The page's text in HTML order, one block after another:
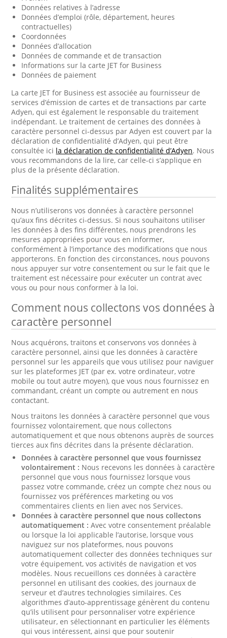
Données relatives à l’adresse
Données d’emploi (rôle, département, heures
contractuelles)
Coordonnées
Données d’allocation
Données de commande et de transaction
Informations sur la carte JET for Business
Données de paiement
La carte JET for Business est associée au fournisseur de
services d’émission de cartes et de transactions par carte
Adyen, qui est également le responsable du traitement
indépendant. Le traitement de certaines des données à
caractère personnel ci-dessus par Adyen est couvert par la
déclaration de confidentialité d’Adyen, qui peut être
consultée ici la déclaration de confidentialité d’Adyen. Nous
vous recommandons de la lire, car celle-ci s’applique en
plus de la présente déclaration.
Finalités supplémentaires
Nous n’utiliserons vos données à caractère personnel
qu’aux fins décrites ci-dessus. Si nous souhaitons utiliser
les données à des fins différentes, nous prendrons les
mesures appropriées pour vous en informer,
conformément à l’importance des modifications que nous
apporterons. En fonction des circonstances, nous pouvons
nous appuyer sur votre consentement ou sur le fait que le
traitement est nécessaire pour exécuter un contrat avec
vous ou pour nous conformer à la loi.
Comment nous collectons vos données à
caractère personnel
Nous acquérons, traitons et conservons vos données à
caractère personnel, ainsi que les données à caractère
personnel sur les appareils que vous utilisez pour naviguer
sur les plateformes JET (par ex. votre ordinateur, votre
mobile ou tout autre moyen), que vous nous fournissez en
commandant, créant un compte ou autrement en nous
contactant.
Nous traitons les données à caractère personnel que vous
fournissez volontairement, que nous collectons
automatiquement et que nous obtenons auprès de sources
tierces aux fins décrites dans la présente déclaration.
Données à caractère personnel que vous fournissez
volontairement : Nous recevons les données à caractère
personnel que vous nous fournissez lorsque vous
passez votre commande, créez un compte chez nous ou
fournissez vos préférences marketing ou vos
commentaires clients en lien avec nos Services.
Données à caractère personnel que nous collectons
automatiquement : Avec votre consentement préalable
ou lorsque la loi applicable l’autorise, lorsque vous
naviguez sur nos plateformes, nous pouvons
automatiquement collecter des données techniques sur
votre équipement, vos activités de navigation et vos
modèles. Nous recueillons ces données à caractère
personnel en utilisant des cookies, des journaux de
serveur et d’autres technologies similaires. Ces
algorithmes d’auto-apprentissage génèrent du contenu
qu’ils utilisent pour personnaliser votre expérience
utilisateur, en sélectionnant en particulier les éléments
qui vous intéressent, ainsi que pour soutenir